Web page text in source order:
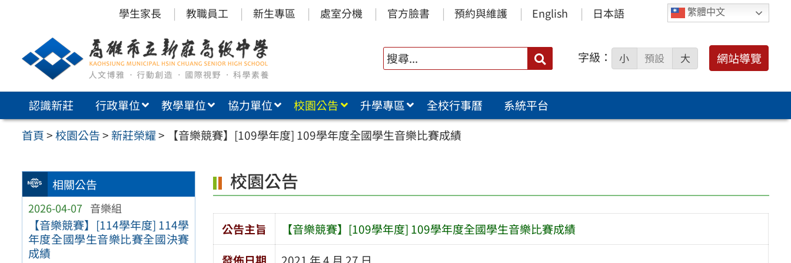
內
繁體中文
學生家長 教職員工 新生專區 處室分機 官方臉書 預約與維護 English 日本語
搜
尋：
字級： 小 預設 大 網站導覽
認識新莊 行政單位 教學單位 協力單位 校園公告 升學專區 全校行事曆
系統平台
首頁>校園公告> 新莊榮耀> 【音樂競賽】[109學年度] 109學年度全國學生音樂比賽成績
相關公告
2026-04-07 音樂組
【音樂競賽】[114學年度] 114學
年度全國學生音樂比賽全國決賽
成績
校園公告
公告主旨
【音樂競賽】[109學年度] 109學年度全國學生音樂比賽成績